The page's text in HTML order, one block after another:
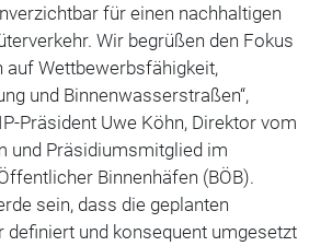
für einen nachhaltigen
Wir begrüßen den Fokus
Wettbewerbsfähigkeit,
und Binnenwasserstraßen“,
Präsident Uwe Köhn, Direktor vom
und Präsidiumsmitglied im
Binnenhäfen (BÖB).
sein, dass die geplanten
definiert und konsequent umgesetzt